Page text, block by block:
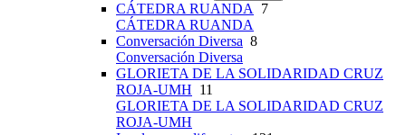
CÁTEDRA RUANDA
7
CÁTEDRA RUANDA
Conversación Diversa 8
Conversación Diversa
GLORIETA DE LA SOLIDARIDAD CRUZ
ROJA-UMH 11
GLORIETA DE LA SOLIDARIDAD CRUZ
ROJA-UMH